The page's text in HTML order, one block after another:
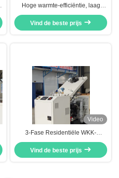
Hoge warmte-efficiëntie, laag
geluid, stil aardgas BHKW CHP-
eenheid Cogen 120kw 150kva
met CE-goedkeuring en lage
Vind de beste prijs
Video
3-Fase Residentiële WKK-
eenheden
(Warmtekrachtkoppeling) Synchro
8KW 10KVA
Vind de beste prijs